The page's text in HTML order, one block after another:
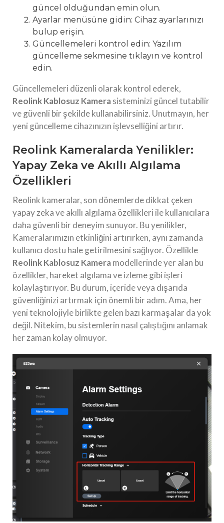
güncel olduğundan emin olun.
Ayarlar menüsüne gidin: Cihaz ayarlarınızı
bulup erişin.
Güncellemeleri kontrol edin: Yazılım
güncelleme sekmesine tıklayın ve kontrol
edin.
Güncellemeleri düzenli olarak kontrol ederek,
Reolink Kablosuz Kamerasisteminizi güncel tutabilir
ve güvenli bir şekilde kullanabilirsiniz. Unutmayın, her
yeni güncelleme cihazınızın işlevselliğini artırır.
Reolink Kameralarda Yenilikler:
Yapay Zeka ve Akıllı Algılama
Özellikleri
Reolink kameralar, son dönemlerde dikkat çeken
yapay zeka ve akıllı algılama özellikleri ile kullanıcılara
daha güvenli bir deneyim sunuyor. Bu yenilikler,
Kameralarımızın etkinliğini artırırken, aynı zamanda
kullanıcı dostu hale getirilmesini sağlıyor. Özellikle
Reolink Kablosuz Kameramodellerinde yer alan bu
özellikler, hareket algılama ve izleme gibi işleri
kolaylaştırıyor. Bu durum, içeride veya dışarıda
güvenliğinizi artırmak için önemli bir adım. Ama, her
yeni teknolojiyle birlikte gelen bazı karmaşalar da yok
değil. Nitekim, bu sistemlerin nasıl çalıştığını anlamak
her zaman kolay olmuyor.